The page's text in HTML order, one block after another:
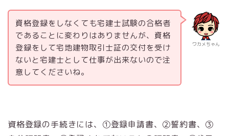
ワカメちゃん
資格登録をしなくても宅建士試験の合格者
であることに変わりはありませんが、資格
登録をして宅地建物取引士証の交付を受け
ないと宅建士として仕事が出来ないので注
意してくださいね。
資格登録の手続きには、①登録申請書、②誓約書、③